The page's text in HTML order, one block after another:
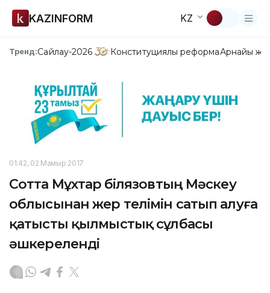
KAZINFORM KZ
Тренд:Сайлау-2026 Конституциялық реформаАрнайы
01:42, 02 Мамыр 2017
Сотта Мұхтар Әбілязовтың Мәскеу
облысынан жер телімін сатып алуға
қатысты қылмыстық сұлбасы
әшкереленді